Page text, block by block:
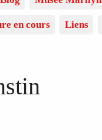
en cours Liens